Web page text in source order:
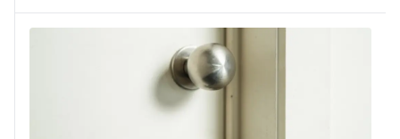
kunnen optimaliseren.